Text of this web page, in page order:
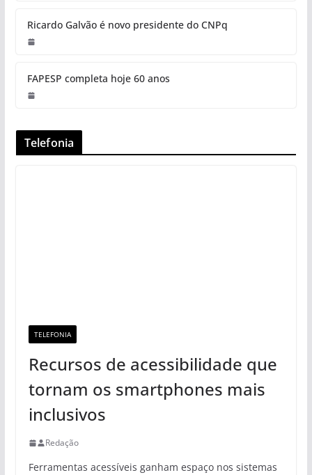
Ricardo Galvão é novo presidente do CNPq
FAPESP completa hoje 60 anos
Telefonia
TELEFONIA
Recursos de acessibilidade que
tornam os smartphones mais
inclusivos
Redação
Ferramentas acessíveis ganham espaço nos sistemas